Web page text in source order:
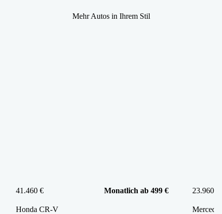
Mehr Autos in Ihrem Stil
41.460 € Monatlich ab 499 €
Honda CR-V
23.960 €